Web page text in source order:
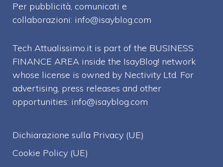
Per pubblicità, comunicati e
collaborazioni: info@isayblog.com
Tech Attualissimo.it is part of the BUSINESS
FINANCE AREA inside the IsayBlog! network
whose license is owned by Nectivity Ltd. For
advertising, press releases and other
opportunities: info@isayblog.com
Dichiarazione sulla Privacy (UE)
Cookie Policy (UE)